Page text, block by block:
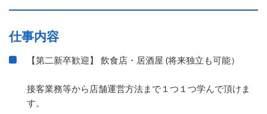
仕事内容
【第二新卒歓迎】 飲食店・居酒屋 (将来独立も可能）
接客業務等から店舗運営方法まで１つ１つ学んで頂けま
す。